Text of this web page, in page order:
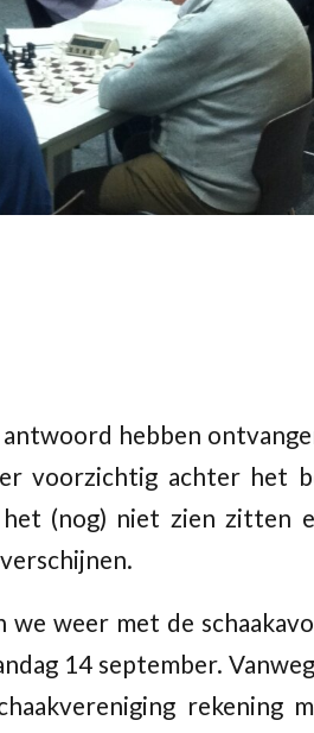
hebben
voorzichtig achter het
(nog) niet zien zitten
weer met de
14 september.
rekening